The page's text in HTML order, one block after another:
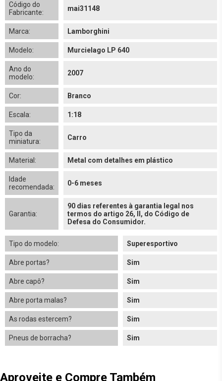
Código do
Fabricante:
mai31148
Marca: Lamborghini
Modelo: Murcielago LP 640
Ano do
modelo:
2007
Cor: Branco
Escala: 1:18
Tipo da
miniatura:
Carro
Material: Metal com detalhes em plástico
Idade
recomendada:
0-6 meses
Garantia:
90 dias referentes à garantia legal nos
termos do artigo 26, II, do Código de
Defesa do Consumidor.
Tipo do modelo: Superesportivo
Abre portas? Sim
Abre capô? Sim
Abre porta malas? Sim
As rodas estercem? Sim
Pneus de borracha? Sim
Aproveite e Compre Também